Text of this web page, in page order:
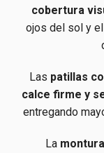
cobertura
ojos del sol y
Las patillas
calce firme y
entregando
La